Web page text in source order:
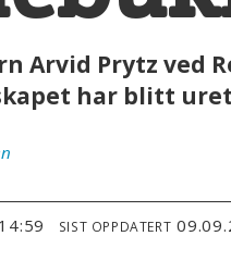
Arvid Prytz ved
har blitt
SIST OPPDATERT